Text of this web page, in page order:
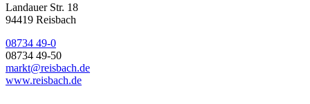
Landauer Str. 18
94419 Reisbach
08734 49-0
08734 49-50
markt@reisbach.de
www.reisbach.de